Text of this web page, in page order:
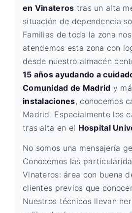
en Vinateros tras un alta
situación de dependencia
Familias de toda la zona
atendemos esta zona con
desde nuestro almacén
15 años ayudando a
Comunidad de Madrid y
instalaciones, conocemos
Madrid. Especialmente los
tras alta en el Hospital
No somos una mensajería
Conocemos las
Vinateros: área con buena
clientes previos que
Nuestros técnicos llevan